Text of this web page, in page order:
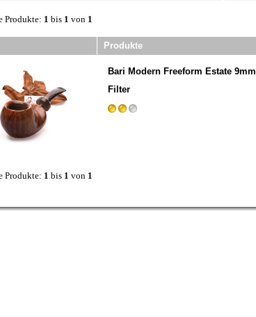
Produkte: 1 bis 1 von 1
Produkte
Bari Modern Freeform Estate 9mm
Filter
Produkte: 1 bis 1 von 1